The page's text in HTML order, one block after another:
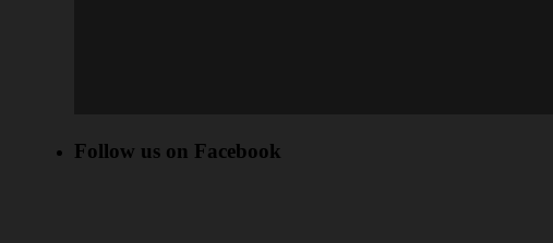
Follow us on Facebook